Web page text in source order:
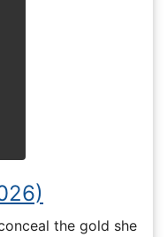
the gold she